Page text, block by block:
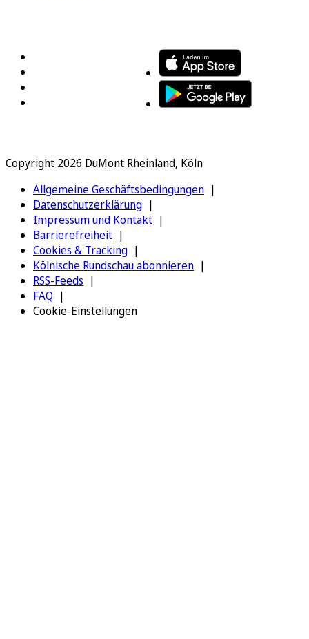
Copyright 2026 DuMont Rheinland, Köln
Allgemeine Geschäftsbedingungen
Datenschutzerklärung
Impressum und Kontakt
Barrierefreiheit
Cookies & Tracking
Kölnische Rundschau abonnieren
RSS-Feeds
FAQ
Cookie-Einstellungen